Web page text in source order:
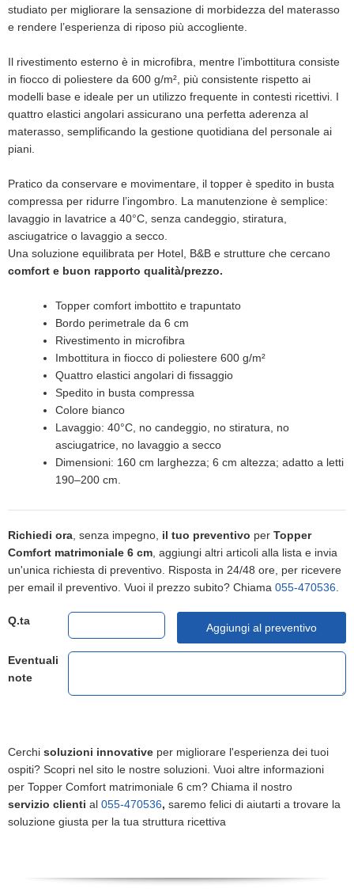
studiato per migliorare la sensazione di morbidezza del materasso
e rendere l’esperienza di riposo più accogliente.
Il rivestimento esterno è in microfibra, mentre l’imbottitura consiste
in fiocco di poliestere da 600 g/m², più consistente rispetto ai
modelli base e ideale per un utilizzo frequente in contesti ricettivi. I
quattro elastici angolari assicurano una perfetta aderenza al
materasso, semplificando la gestione quotidiana del personale ai
piani.
Pratico da conservare e movimentare, il topper è spedito in busta
compressa per ridurre l’ingombro. La manutenzione è semplice:
lavaggio in lavatrice a 40°C, senza candeggio, stiratura,
asciugatrice o lavaggio a secco.
Una soluzione equilibrata per Hotel, B&B e strutture che cercano
comfort e buon rapporto qualità/prezzo.
Topper comfort imbottito e trapuntato
Bordo perimetrale da 6 cm
Rivestimento in microfibra
Imbottitura in fiocco di poliestere 600 g/m²
Quattro elastici angolari di fissaggio
Spedito in busta compressa
Colore bianco
Lavaggio: 40°C, no candeggio, no stiratura, no
asciugatrice, no lavaggio a secco
Dimensioni: 160 cm larghezza; 6 cm altezza; adatto a letti
190–200 cm.
Richiedi ora, senza impegno, il tuo preventivo per Topper
Comfort matrimoniale 6 cm, aggiungi altri articoli alla lista e invia
un'unica richiesta di preventivo. Risposta in 24/48 ore, per ricevere
per email il preventivo. Vuoi il prezzo subito? Chiama 055-470536.
Q.ta
Aggiungi al preventivo
Eventuali
note
Cerchi soluzioni innovative per migliorare l'esperienza dei tuoi
ospiti? Scopri nel sito le nostre soluzioni. Vuoi altre informazioni
per Topper Comfort matrimoniale 6 cm? Chiama il nostro
servizio clienti al 055-470536, saremo felici di aiutarti a trovare la
soluzione giusta per la tua struttura ricettiva